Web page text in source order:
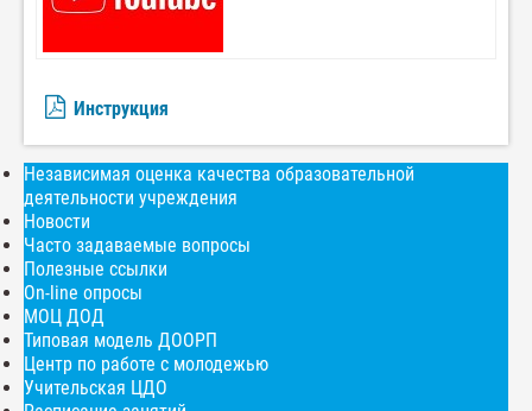
Инструкция
Независимая оценка качества образовательной
деятельности учреждения
Новости
Часто задаваемые вопросы
Полезные ссылки
On-line опросы
МОЦ ДОД
Типовая модель ДООРП
Центр по работе с молодежью
Учительская ЦДО